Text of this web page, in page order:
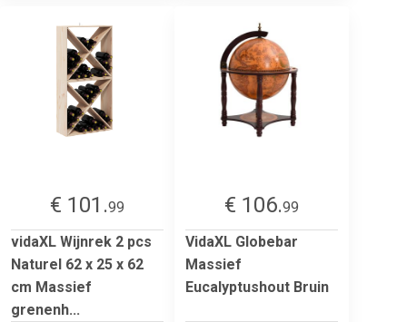
€ 101.99
vidaXL Wijnrek 2 pcs
Naturel 62 x 25 x 62
cm Massief
grenenh...
€ 106.99
VidaXL Globebar
Massief
Eucalyptushout Bruin